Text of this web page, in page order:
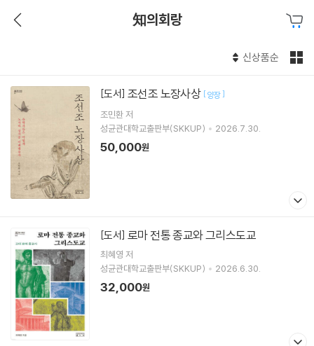
知의회랑
신상품순
[도서] 조선조 노장사상 [양장]
조민환저
성균관대학교출판부(SKKUP)
2026.7.30.
50,000원
[도서] 로마 전통 종교와 그리스도교
최혜영 저
성균관대학교출판부(SKKUP)
2026.6.30.
32,000원